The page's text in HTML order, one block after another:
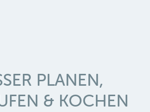
PLANEN,
& KOCHEN